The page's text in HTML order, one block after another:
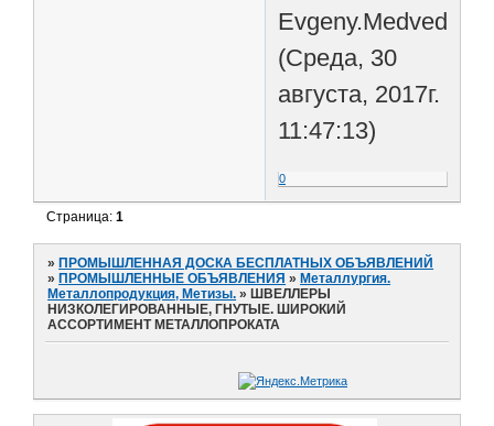
(Среда, 30
августа, 2017г.
11:47:13)
0
Страница:1
» ПРОМЫШЛЕННАЯ ДОСКА БЕСПЛАТНЫХ ОБЪЯВЛЕНИЙ
» ПРОМЫШЛЕННЫЕ ОБЪЯВЛЕНИЯ » Металлургия.
Металлопродукция, Метизы. » ШВЕЛЛЕРЫ
НИЗКОЛЕГИРОВАННЫЕ, ГНУТЫЕ. ШИРОКИЙ
АССОРТИМЕНТ МЕТАЛЛОПРОКАТА